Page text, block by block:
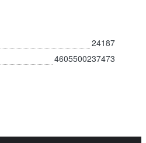
24187
4605500237473